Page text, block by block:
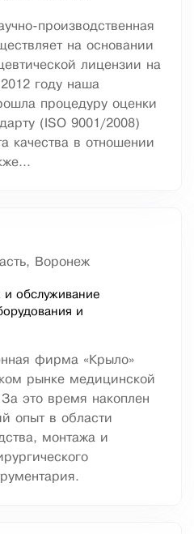
производственная
на основании
лицензии на
году наша
процедуру оценки
(ISO 9001/2008)
качества в отношении
Воронеж
и обслуживание
и
фирма «Крыло»
рынке медицинской
это время накоплен
опыт в области
монтажа и